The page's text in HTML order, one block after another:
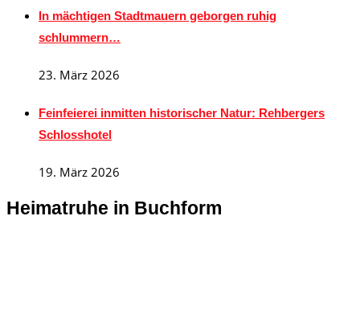
In mächtigen Stadtmauern geborgen ruhig
schlummern…
23. März 2026
Feinfeierei inmitten historischer Natur: Rehbergers
Schlosshotel
19. März 2026
Heimatruhe in Buchform